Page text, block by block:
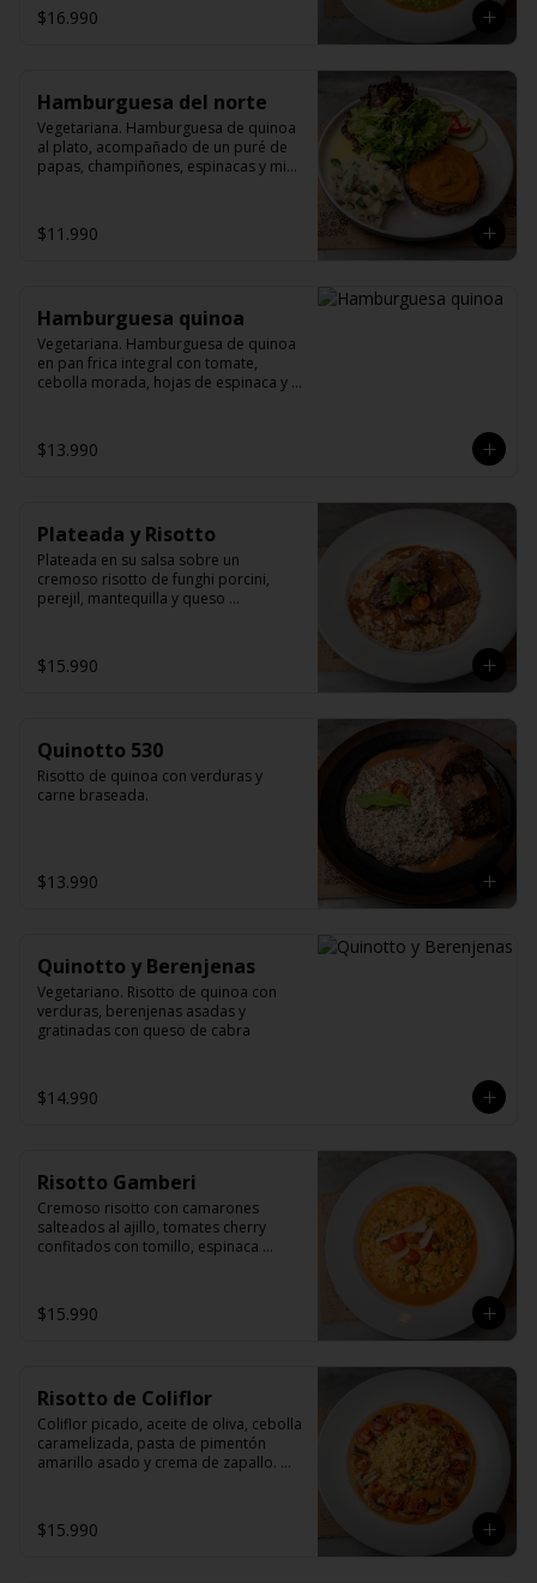
$16.990
Hamburguesa del norte
Vegetariana. Hamburguesa de quinoa
al plato, acompañado de un puré de
papas, champiñones, espinacas y mix
$11.990
Hamburguesa quinoa
Vegetariana. Hamburguesa de quinoa
en pan frica integral con tomate,
cebolla morada, hojas de espinaca y
$13.990
Plateada y Risotto
Plateada en su salsa sobre un
cremoso risotto de funghi porcini,
perejil, mantequilla y queso
$15.990
Quinotto 530
Risotto de quinoa con verduras y
carne braseada.
$13.990
Quinotto y Berenjenas
Vegetariano. Risotto de quinoa con
verduras, berenjenas asadas y
gratinadas con queso de cabra
$14.990
Risotto Gamberi
Cremoso risotto con camarones
salteados al ajillo, tomates cherry
confitados con tomillo, espinaca
$15.990
Risotto de Coliflor
Coliflor picado, aceite de oliva, cebolla
caramelizada, pasta de pimentón
amarillo asado y crema de zapallo.
$15.990